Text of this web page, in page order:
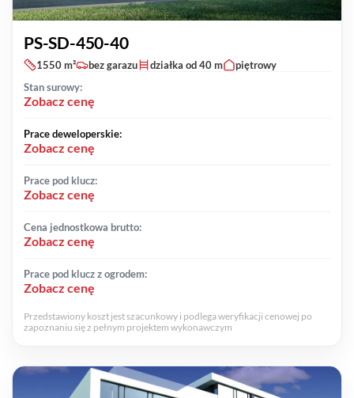
PS-SD-450-40
1550 m² bez garazu działka od 40 m
piętrowy
Stan surowy:
Zobacz cenę
Prace deweloperskie:
Zobacz cenę
Prace pod klucz:
Zobacz cenę
Cena jednostkowa brutto:
Zobacz cenę
Prace pod klucz z ogrodem:
Zobacz cenę
Przedstawiony koszt jest szacunkowy i podlega weryfikacji cenowej po
zapoznaniu się z pełnym projektem wykonawczym